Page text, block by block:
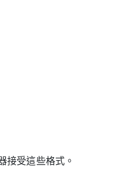
接受這些格式。